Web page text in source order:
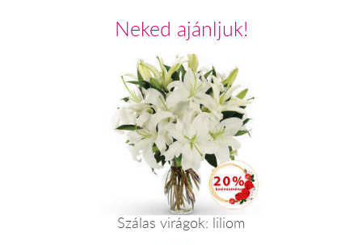
Neked ajánljuk!
Szálas virágok: liliom